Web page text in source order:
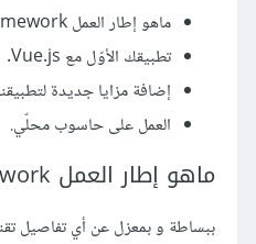
ماهو إطار العمل framework في JavaScript؟
تطبيقك الأوّل مع Vue.js.
إضافة مزايا جديدة
العمل على حاسوب محلّي.
ماهو إطار العمل framework في JavaScript؟
ببساطة و بمعزل عن أي تفاصيل